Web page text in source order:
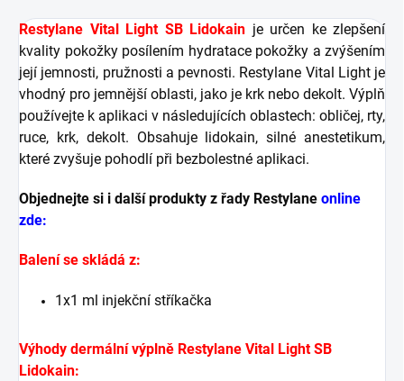
Restylane Vital Light SB Lidokain je určen ke zlepšení
kvality pokožky posílením hydratace pokožky a zvýšením
její jemnosti, pružnosti a pevnosti. Restylane Vital Light je
vhodný pro jemnější oblasti, jako je krk nebo dekolt. Výplň
používejte k aplikaci v následujících oblastech: obličej, rty,
ruce, krk, dekolt. Obsahuje lidokain, silné anestetikum,
které zvyšuje pohodlí při bezbolestné aplikaci.
Objednejte si i další produkty z řady Restylane online
zde:
Balení se skládá z:
1x1 ml injekční stříkačka
Výhody dermální výplně Restylane Vital Light SB
Lidokain: